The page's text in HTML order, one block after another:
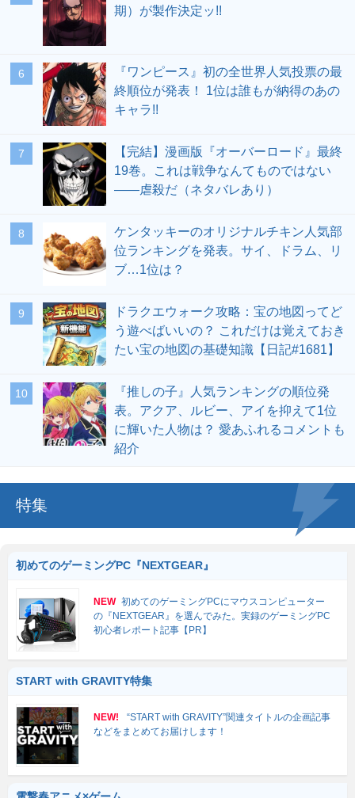
期）が製作決定ッ!!
『ワンピース』初の全世界人気投票の最
終順位が発表！ 1位は誰もが納得のあの
キャラ!!
【完結】漫画版『オーバーロード』最終
19巻。これは戦争なんてものではない
――虐殺だ（ネタバレあり）
ケンタッキーのオリジナルチキン人気部
位ランキングを発表。サイ、ドラム、リ
ブ…1位は？
ドラクエウォーク攻略：宝の地図ってど
う遊べばいいの？ これだけは覚えておき
たい宝の地図の基礎知識【日記#1681】
『推しの子』人気ランキングの順位発
表。アクア、ルビー、アイを抑えて1位
に輝いた人物は？ 愛あふれるコメントも
紹介
特集
初めてのゲーミングPC『NEXTGEAR』
NEW 初めてのゲーミングPCにマウスコンピューター
の『NEXTGEAR』を選んでみた。実録のゲーミングPC
初心者レポート記事【PR】
START with GRAVITY特集
NEW!
“START with GRAVITY”関連タイトルの企画記事
などをまとめてお届けします！